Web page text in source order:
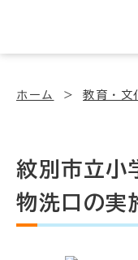
ホーム 教育・文
紋別市立小
物洗口の実